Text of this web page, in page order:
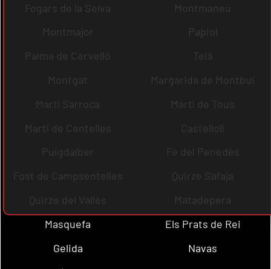
Fogars de la Selva
Montmaneu
Montmajor
Papiol
Palma de Cervelló
Teià
Montgat
Margarida de Montbui
Martí Sarroca
Martí de Tous
Martí de Centelles
Castellolí
Puigdàlber
Fe del Penedès
Fost de Campsentelles
Quirze Safaja
Quirze del Vallès
Matadepera
Masquefa
Els Prats de Rei
Gelida
Navas